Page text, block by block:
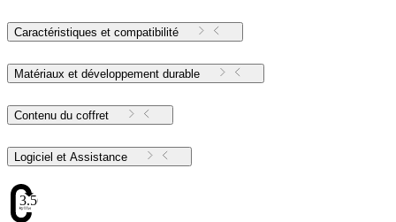
Caractéristiques et compatibilité
Matériaux et développement durable
Contenu du coffret
Logiciel et Assistance
3.56